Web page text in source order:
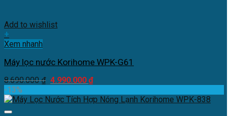
Add to wishlist
+
Xem nhanh
Máy lọc nước Korihome WPK-G61
8.690.000₫ Giá
là:
4.990.000 ₫Giá
tại
-13%